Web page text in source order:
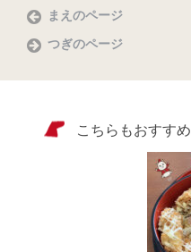
まえのページ
つぎのページ
こちらもおすすめ